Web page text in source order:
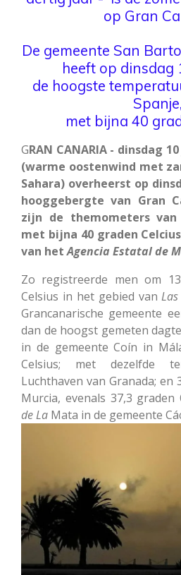
op Gran
De gemeente San
heeft op dinsdag
de hoogste
Spanje,
met bijna 40
GRAN CANARIA - dinsdag
(warme oostenwind met
Sahara) overheerst op
hooggebergte van Gran
zijn de themometers van
met bijna 40 graden
van hetAgencia Estatal de
Zo registreerde men om
Celsius in het gebied vanLas
Grancanarische gemeente
dan de hoogst gemeten
in de gemeente Coín in
Celsius; met dezelfde
Luchthaven van Granada; en
Murcia, evenals 37,3 graden
deLa Mata in de gemeente